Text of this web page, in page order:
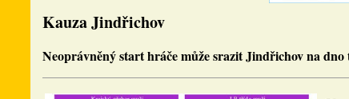
Kauza Jindřichov
Neoprávněný start hráče může srazit Jindřichov na